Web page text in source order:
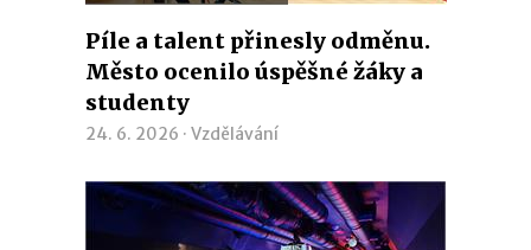
Píle a talent přinesly odměnu.
Město ocenilo úspěšné žáky a
studenty
24. 6. 2026 · Vzdělávání